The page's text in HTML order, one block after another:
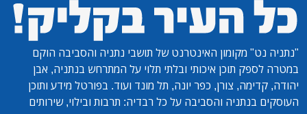
"נתניה נט" מקומון האינטרנט של תושבי נתניה והסביבה הוקם
במטרה לספק תוכן איכותי ובלתי תלוי על המתרחש בנתניה, אבן
יהודה, קדימה, צורן, כפר יונה, תל מונד ועוד. בפורטל מידע ותוכן
העוסקים בנתניה והסביבה על כל רבדיה: תרבות ובילוי, שירותים